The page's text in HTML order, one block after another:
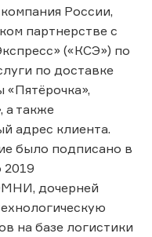
России,
партнерстве с
(«КСЭ») по
по доставке
«Пятёрочка»,
а также
адрес клиента.
было подписано в
2019
дочерней
на базе логистики